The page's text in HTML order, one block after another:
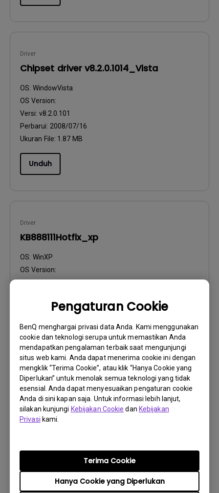
Pengaturan Cookie
BenQ menghargai privasi data Anda. Kami menggunakan
cookie dan teknologi serupa untuk memastikan Anda
mendapatkan pengalaman terbaik saat mengunjungi
situs web kami. Anda dapat menerima cookie ini dengan
mengklik “Terima Cookie”, atau klik “Hanya Cookie yang
Diperlukan” untuk menolak semua teknologi yang tidak
esensial. Anda dapat menyesuaikan pengaturan cookie
Anda di sini kapan saja. Untuk informasi lebih lanjut,
silakan kunjungi Kebijakan Cookie dan Kebijakan
Privasi kami.
Hanya Cookie yang Diperlukan
Terima Cookie
Driver
Chipset driver v8.2.0.1014_Vista
OS: WindowVista
OS Version:
Versi: v8.2.0.101
Perbarui: 2008/07/16
Ukuran File: 1.87 MB
Unduh
Driver
KB888111Hotfix_xp
OS: WinXP
OS Version:
Ukuran File:666.9 KB
Unduh
Perangkat Lunak
QShot v2.0.0.10_Vista
Versi:v2.0.0.10
2008/07/16
Ukuran File:3.42 MB